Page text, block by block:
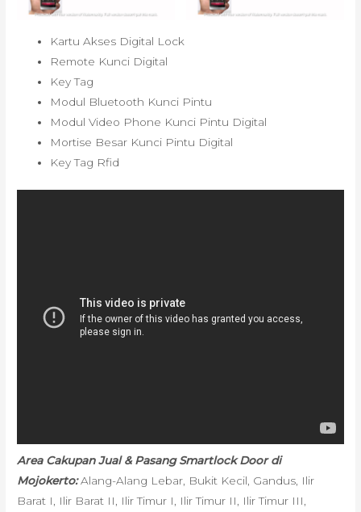
Kartu Akses Digital Lock
Remote Kunci Digital
Key Tag
Modul Bluetooth Kunci Pintu
Modul Video Phone Kunci Pintu Digital
Mortise Besar Kunci Pintu Digital
Key Tag Rfid
Area Cakupan Jual & Pasang Smartlock Door di
Mojokerto:Alang-Alang Lebar, Bukit Kecil, Gandus, Ilir
Barat I, Ilir Barat II, Ilir Timur I, Ilir Timur II, Ilir Timur III,